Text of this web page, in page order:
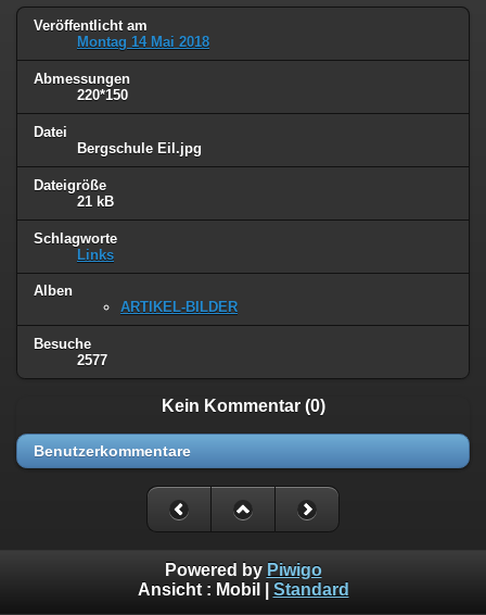
Veröffentlicht am
Montag 14 Mai 2018
Abmessungen
220*150
Datei
Bergschule Eil.jpg
Dateigröße
21 kB
Schlagworte
Links
Alben
ARTIKEL-BILDER
Besuche
2577
Kein Kommentar (0)
Benutzerkommentare
Powered by Piwigo
Ansicht : Mobil Standard